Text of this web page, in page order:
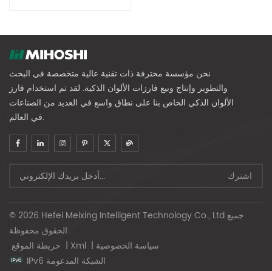
نحن مؤسسة محترفة ذات تقنية عالية متخصصة في البحث
والتطوير وإنتاج وبيع فارزات الألوان الذكية. لقد تم استخدام فارز
الألوان الذكي الخاص بنا على نطاق واسع في العديد من الصناعات
في العالم.
© 2026 Hefei Meixing Intelligent Technology Co., Ltd جميع
الحقوق محفوظة .
| Xml | سياسة الخصوصية
IPv6 الشبكة المدعومة